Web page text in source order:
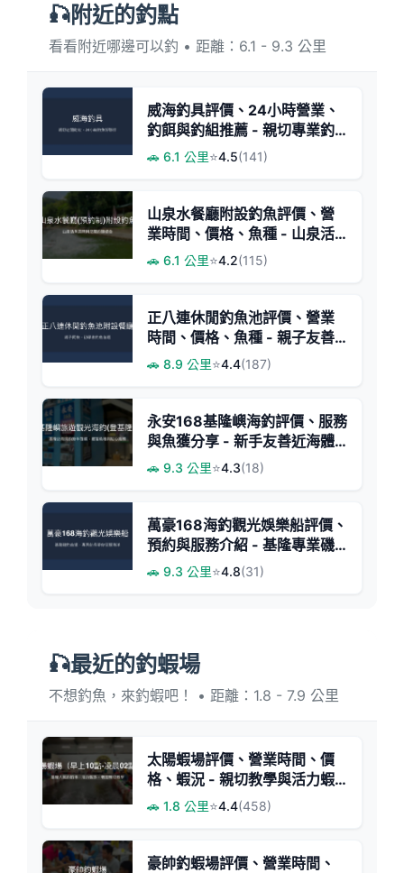
🎣附近的釣點
看看附近哪邊可以釣 • 距離：6.1 - 9.3 公里
威海釣具評價、24小時營業、
釣餌與釣組推薦 - 親切專業釣
魚服務
🚗 6.1 公里⭐4.5(141)
山泉水餐廳附設釣魚評價、營
業時間、價格、魚種 - 山泉活
魚料理與悠閒釣魚體驗
🚗 6.1 公里⭐4.2(115)
正八連休閒釣魚池評價、營業
時間、價格、魚種 - 親子友善
休閒釣場
🚗 8.9 公里⭐4.4(187)
永安168基隆嶼海釣評價、服務
與魚獲分享 - 新手友善近海體
🚗 9.3 公里⭐4.3(18)
萬豪168海釣觀光娛樂船評價、
預約與服務介紹 - 基隆專業磯
釣體驗
🚗 9.3 公里⭐4.8(31)
🎣最近的釣蝦場
不想釣魚，來釣蝦吧！ • 距離：1.8 - 7.9 公里
太陽蝦場評價、營業時間、價
格、蝦況 - 親切教學與活力蝦
🚗 1.8 公里⭐4.4(458)
豪帥釣蝦場評價、營業時間、